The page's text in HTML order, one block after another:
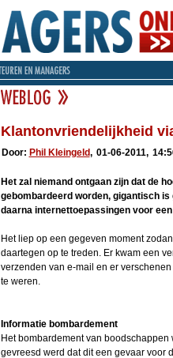
Klantonvriendelijkheid
Door: Phil Kleingeld, 01-06-2011,
Het zal niemand ontgaan zijn dat de
gebombardeerd worden, gigantisch is
daarna internettoepassingen voor
Het liep op een gegeven moment
daartegen op te treden. Er kwam een
verzenden van e-mail en er
te weren.
Informatie bombardement
Het bombardement van
gevreesd werd dat dit een gevaar voor